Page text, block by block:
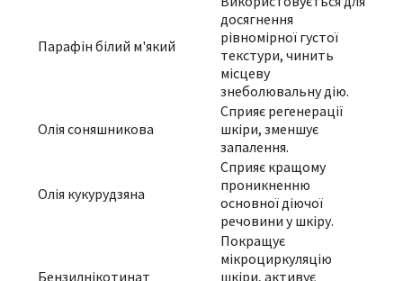
Парафін білий м'який
досягнення
рівномірної густої
текстури, чинить
місцеву
знеболювальну дію.
Олія соняшникова
Сприяє регенерації
шкіри, зменшує
запалення.
Олія кукурудзяна
Сприяє кращому
проникненню
основної діючої
речовини у шкіру.
Бензилнікотинат
Покращує
мікроциркуляцію
шкіри, активує